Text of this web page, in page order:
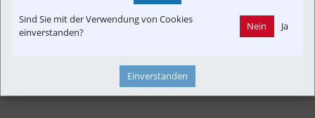
Sind Sie mit der Verwendung von Cookies
einverstanden?
Nein Ja
Einverstanden